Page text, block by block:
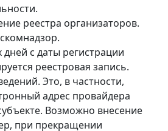
реестра организаторов.
с даты регистрации
реестровая запись.
Это, в частности,
адрес провайдера
Возможно внесение
при прекращении